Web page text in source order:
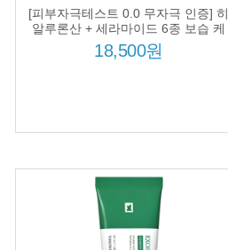
피부톤 케어 보습 영양 쌀겨수
80% 처방
[피부자극테스트 0.0 무자극 인증] 히
알루론산 + 세라마이드 6종 보습 케
어!
18,500원